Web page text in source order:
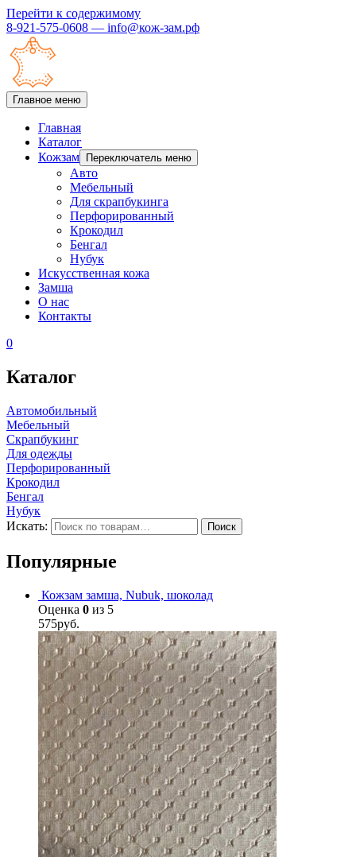
Перейти к содержимому
8-921-575-0608 — info@кож-зам.рф
Главное меню
Главная
Каталог
Кожзам
Переключатель меню
Авто
Мебельный
Для скрапбукинга
Перфорированный
Крокодил
Бенгал
Нубук
Искусственная кожа
Замша
О нас
Контакты
0
Каталог
Автомобильный
Мебельный
Скрапбукинг
Для одежды
Перфорированный
Крокодил
Бенгал
Нубук
Искать:
Поиск
Популярные
Кожзам замша, Nubuk, шоколад
Оценка 0 из 5
575руб.